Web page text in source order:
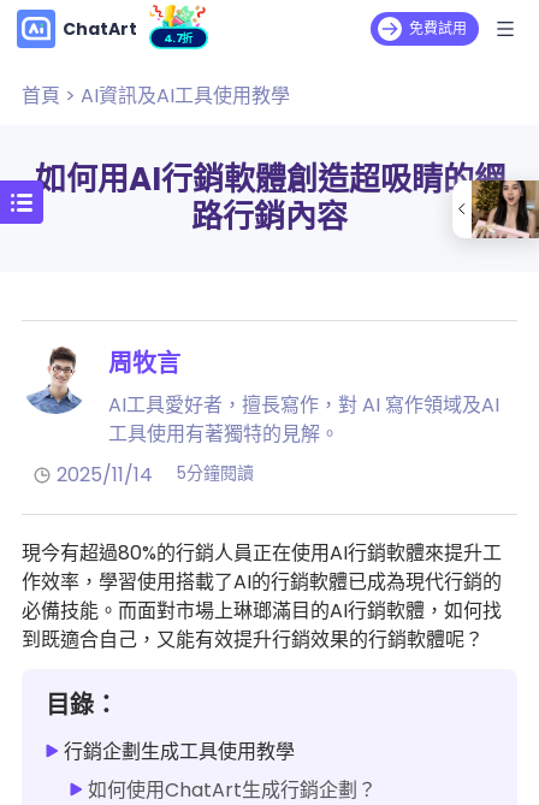
ChatArt 4.7折 免費試用
首頁 > AI資訊及AI工具使用教學
如何用AI行銷軟體創造超吸睛的網
路行銷內容
周牧言
AI工具愛好者，擅長寫作，對 AI 寫作領域及AI
工具使用有著獨特的見解。
2025/11/14
5分鐘閱讀
現今有超過80%的行銷人員正在使用AI行銷軟體來提升工
作效率，學習使用搭載了AI的行銷軟體已成為現代行銷的
必備技能。而面對市場上琳瑯滿目的AI行銷軟體，如何找
到既適合自己，又能有效提升行銷效果的行銷軟體呢？
目錄：
行銷企劃生成工具使用教學
如何使用ChatArt生成行銷企劃？